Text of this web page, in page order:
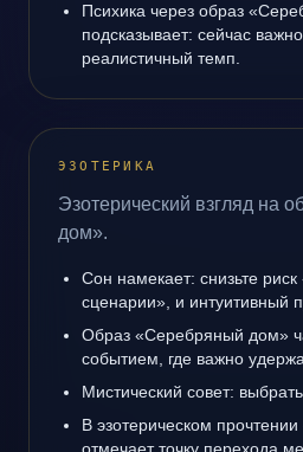
Психика через образ
подсказывает: сейчас
реалистичный темп.
ЭЗОТЕРИКА
Эзотерический взгляд на
дом».
Сон намекает: снизьте
сценарии», и интуитивный
Образ «Серебряный дом»
событием, где важно
Мистический совет:
В эзотерическом